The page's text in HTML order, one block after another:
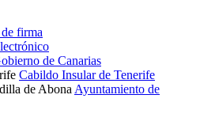
firma
de Canarias
Cabildo Insular de Tenerife
Ayuntamiento de